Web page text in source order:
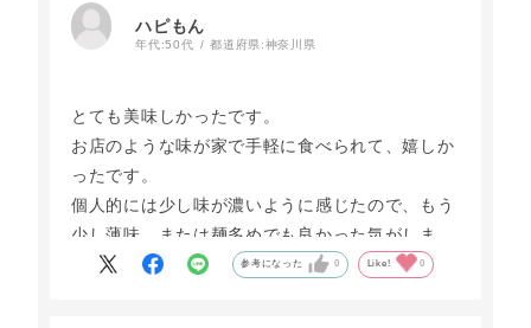
ハピもん
年代:50代 都道府県:神奈川県
とても美味しかったです。
お店のような味が家で手軽に食べられて、嬉しか
ったです。
個人的には少し味が濃いように感じたので、もう
少し薄味、または麺多めでも良かった気がしま
す。
参考になった 0 Like! 0